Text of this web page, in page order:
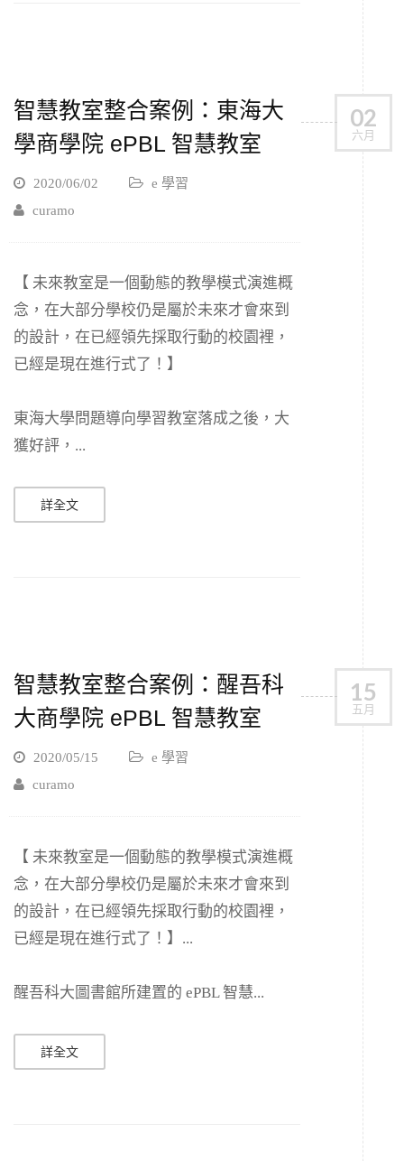
02
六月
智慧教室整合案例：東海大
學商學院 ePBL 智慧教室
2020/06/02
e 學習
curamo
【 未來教室是一個動態的教學模式演進概
念，在大部分學校仍是屬於未來才會來到
的設計，在已經領先採取行動的校園裡，
已經是現在進行式了！】
東海大學問題導向學習教室落成之後，大
獲好評，...
詳全文
15
五月
智慧教室整合案例：醒吾科
大商學院 ePBL 智慧教室
2020/05/15
e 學習
curamo
【 未來教室是一個動態的教學模式演進概
念，在大部分學校仍是屬於未來才會來到
的設計，在已經領先採取行動的校園裡，
已經是現在進行式了！】...
醒吾科大圖書館所建置的 ePBL 智慧...
詳全文